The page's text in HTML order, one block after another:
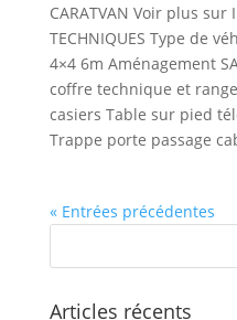
CARATVAN Voir plus sur
TECHNIQUES Type de
4×4 6m Aménagement
coffre technique et
casiers Table sur pied
Trappe porte passage
« Entrées précédentes
Articles récents